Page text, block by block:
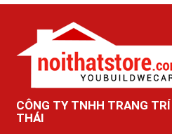
CÔNG TY TNHH TRANG
THÁI